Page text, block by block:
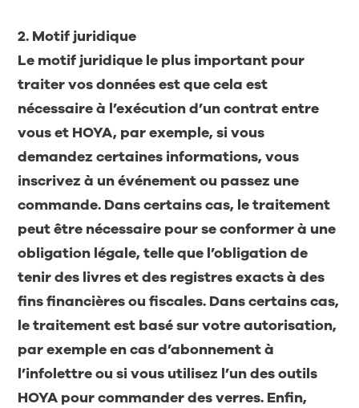
2. Motif juridique
Le motif juridique le plus important pour
traiter vos données est que cela est
nécessaire à l’exécution d’un contrat entre
vous et HOYA, par exemple, si vous
demandez certaines informations, vous
inscrivez à un événement ou passez une
commande. Dans certains cas, le traitement
peut être nécessaire pour se conformer à une
obligation légale, telle que l’obligation de
tenir des livres et des registres exacts à des
fins financières ou fiscales. Dans certains cas,
le traitement est basé sur votre autorisation,
par exemple en cas d’abonnement à
l’infolettre ou si vous utilisez l’un des outils
HOYA pour commander des verres. Enfin,